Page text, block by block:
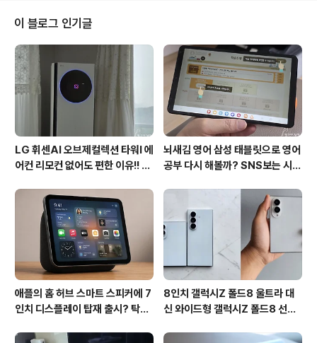
versal Subscriber Identity Module) 대신 듀얼 eSI
M(embedded SIM)을 제공하고 충전포트도 라이트닝
에서 USB Type C로 교체될 가능성이 높다고 말씀드렸는
데요. 그밖에 아이폰15 울트라에 어떤 스펙이 적용되기를
기대할까요. 아이폰15 울트라 카메라와 배터리 용량 대한
니즈 아..
이 블로그 인기글
LG 휘센AI 오브제컬렉션 타워I 에
어컨 리모컨 없어도 편한 이유!! 7
후기
뇌새김 영어 삼성 태블릿으로 영어
공부 다시 해볼까? SNS보는 시간
애플의 홈 허브 스마트 스피커에 7
인치 디스플레이 탑재 출시? 탁상
체제 적용!!
8인치 갤럭시Z 폴드8 울트라 대
신 와이드형 갤럭시Z 폴드8 선
이 미제공!!